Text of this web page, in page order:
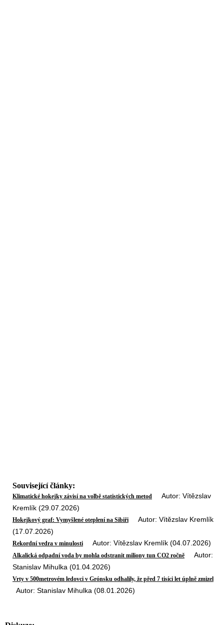
Související články:
Klimatické hokejky závisí na volbě statistických metod Autor: Vítězslav
Kremlík (29.07.2026)
Hokejkový graf: Vymyšlené oteplení na Sibiři Autor: Vítězslav Kremlík
(17.07.2026)
Rekordní vedra v minulosti Autor: Vítězslav Kremlík (04.07.2026)
Alkalická odpadní voda by mohla odstranit miliony tun CO2 ročně Autor:
Stanislav Mihulka (01.04.2026)
Vrty v 500metrovém ledovci v Grónsku odhalily, že před 7 tisíci let úplně zmizel
Autor: Stanislav Mihulka (08.01.2026)